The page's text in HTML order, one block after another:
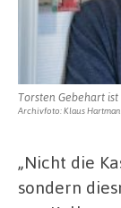
Torsten Gebehart
Archivfoto: Klaus
„Nicht die
sondern